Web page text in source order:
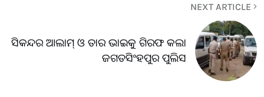
NEXT ARTICLE
ସିକନ୍ଦର ଆଲାମ୍ ଓ ତାର ଭାଇକୁ ଗିରଫ କଲା
ଜଗତସିଂହପୁର ପୁଲିସ